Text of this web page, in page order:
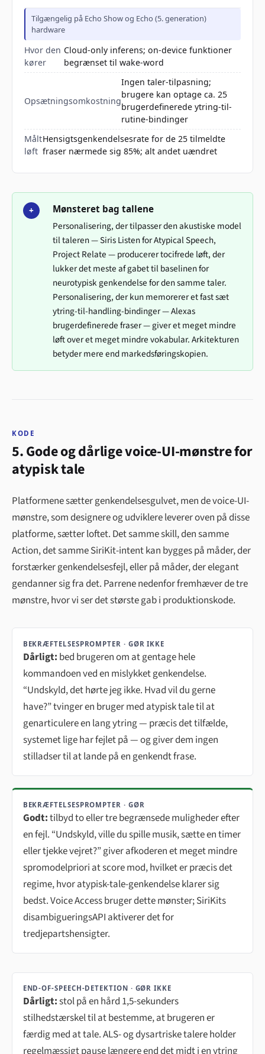
Tilgængelig på Echo Show og Echo (5. generation)
hardware
Hvor den
kører
Cloud-only inferens; on-device funktioner
begrænset til wake-word
Opsætningsomkostning
Ingen taler-tilpasning;
brugere kan optage ca. 25
brugerdefinerede ytring-til-
rutine-bindinger
Målt
løft
Hensigtsgenkendelsesr­ate for de 25 tilmeldte
fraser nærmede sig 85%; alt andet uændret
+ Mønsteret bag tallene
Personalisering, der tilpasser den akustiske model
til taleren — Siris Listen for Atypical Speech,
Project Relate — producerer tocifrede løft, der
lukker det meste af gabet til baselinen for
neurotypisk genkendelse for den samme taler.
Personalisering, der kun memorerer et fast sæt
ytring-til-handling-bindinger — Alexas
brugerdefinerede fraser — giver et meget mindre
løft over et meget mindre vokabular. Arkitekturen
betyder mere end markedsføringskopien.
KODE
5. Gode og dårlige voice-UI-mønstre for
atypisk tale
Platformene sætter genkendelsesgulvet, men de voice-UI-
mønstre, som designere og udviklere leverer oven på disse
platforme, sætter loftet. Det samme skill, den samme
Action, det samme SiriKit-intent kan bygges på måder, der
forstærker genkendelsesfejl, eller på måder, der elegant
gendanner sig fra det. Parrene nedenfor fremhæver de tre
mønstre, hvor vi ser det største gab i produktionskode.
BEKRÆFTELSESPROMPTER · GØR IKKE
Dårligt: bed brugeren om at gentage hele
kommandoen ved en mislykket genkendelse.
“Undskyld, det hørte jeg ikke. Hvad vil du gerne
have?” tvinger en bruger med atypisk tale til at
genarticulere en lang ytring — præcis det tilfælde,
systemet lige har fejlet på — og giver dem ingen
stilladser til at lande på en genkendt frase.
BEKRÆFTELSESPROMPTER · GØR
Godt:tilbyd to eller tre begrænsede muligheder efter
en fejl. “Undskyld, ville du spille musik, sætte en timer
eller tjekke vejret?” giver afkoderen et meget mindre
spromodelpriori at score mod, hvilket er præcis det
regime, hvor atypisk-tale-genkendelse klarer sig
bedst. Voice Access bruger dette mønster; SiriKits
disambigueringsAPI aktiverer det for
tredjepartshensigter.
END-OF-SPEECH-DETEKTION · GØR IKKE
Dårligt:stol på en hård 1,5-sekunders
stilhedstærskel til at bestemme, at brugeren er
færdig med at tale. ALS- og dysartriske talere holder